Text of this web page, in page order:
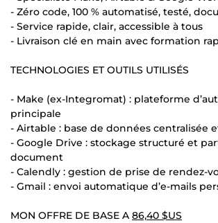
- Zéro code, 100 % automatisé, testé,
- Service rapide, clair, accessible à tous
- Livraison clé en main avec formation
TECHNOLOGIES ET OUTILS UTILISÉS
- Make (ex-Integromat) : plateforme
principale
- Airtable : base de données centralisée
- Google Drive : stockage structuré et
document
- Calendly : gestion de prise de rendez-
- Gmail : envoi automatique d’e-mails
MON OFFRE DE BASE A 86,40 $US